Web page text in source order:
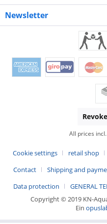
Newsletter
All prices
Cookie settings retail shop
Contact
Shipping and
Data protection
GENERAL
Copyright © 2019 KN-
Ein